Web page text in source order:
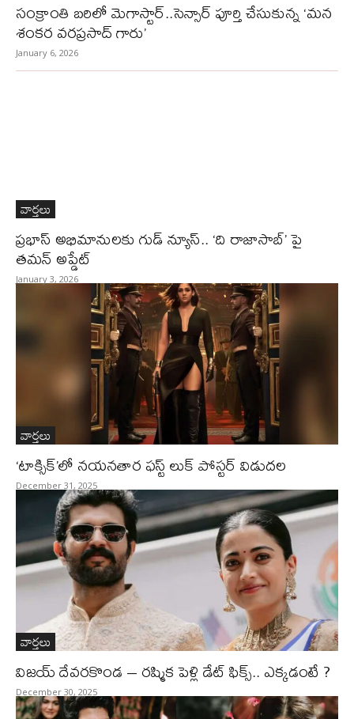
సంక్రాంతి బరిలో మెగాస్టార్..సెన్సార్ పూర్తి చేసుకున్న ‘మన
శంకర వరప్రసాద్ గారు’
January 6, 2026
వార్తలు
ప్రభాస్ అభిమానులకు గుడ్ న్యూస్.. ‘ది రాజాసాబ్’ పై
తమన్ అప్డేట్
January 3, 2026
వార్తలు
‘టాక్సిక్’లో నయనతార ఫస్ట్ లుక్ పోస్టర్ విడుదల
December 31, 2025
వార్తలు
విజయ్ దేవరకొండ – రష్మిక పెళ్లి డేట్ ఫిక్స్.. ఎక్కడంటే ?
December 30, 2025